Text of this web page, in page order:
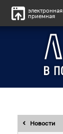
электронная
приемная
Новости